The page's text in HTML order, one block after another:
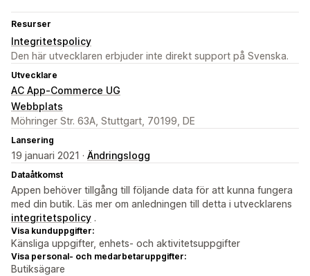
Resurser
Integritetspolicy
Den här utvecklaren erbjuder inte direkt support på Svenska.
Utvecklare
AC App-Commerce UG
Webbplats
Möhringer Str. 63A, Stuttgart, 70199, DE
Lansering
19 januari 2021 · Ändringslogg
Dataåtkomst
Appen behöver tillgång till följande data för att kunna fungera
med din butik. Läs mer om anledningen till detta i utvecklarens
integritetspolicy .
Visa kunduppgifter:
Känsliga uppgifter, enhets- och aktivitetsuppgifter
Visa personal- och medarbetaruppgifter:
Butiksägare